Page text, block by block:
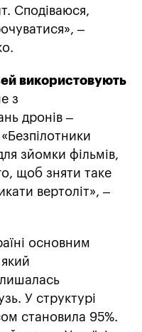
Сподіваюся,
–
використовують
з
дронів –
зйомки фільмів,
щоб зняти таке
вертоліт», –
основним
У структурі
становила 95%.